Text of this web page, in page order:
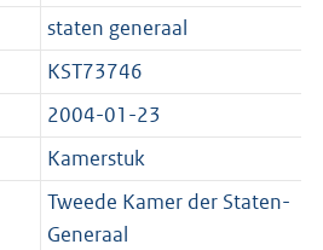
staten generaal
KST73746
2004-01-23
Kamerstuk
Tweede Kamer der Staten-
Generaal